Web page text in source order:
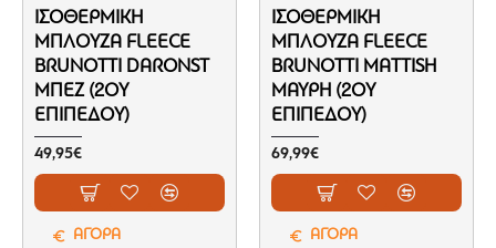
ΙΣΟΘΕΡΜΙΚΉ
ΜΠΛΟΎΖΑ FLEECE
BRUNOTTI DARONST
ΜΠΕΖ (2ΟΥ
ΕΠΙΠΈΔΟΥ)
49,95€
ΑΓΟΡΑ
ΙΣΟΘΕΡΜΙΚΉ
ΜΠΛΟΎΖΑ FLEECE
BRUNOTTI MATTISH
ΜΑΎΡΗ (2ΟΥ
ΕΠΙΠΈΔΟΥ)
69,99€
ΑΓΟΡΑ